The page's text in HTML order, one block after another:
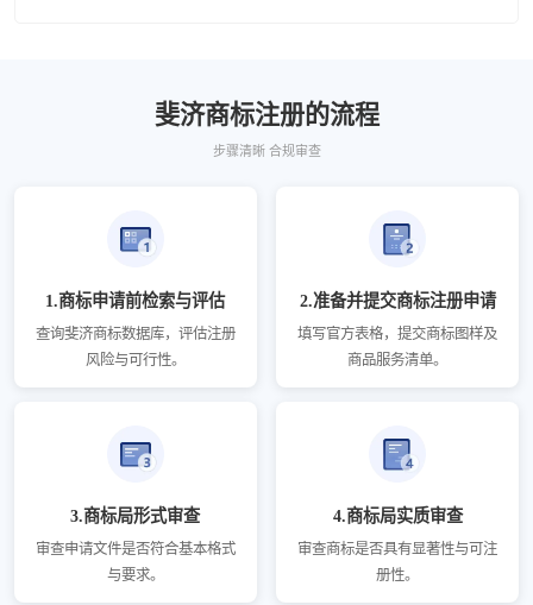
斐济商标注册的流程
步骤清晰 合规审查
1.商标申请前检索与评估
查询斐济商标数据库，评估注册
风险与可行性。
2.准备并提交商标注册申请
填写官方表格，提交商标图样及
商品服务清单。
3.商标局形式审查
审查申请文件是否符合基本格式
与要求。
4.商标局实质审查
审查商标是否具有显著性与可注
册性。